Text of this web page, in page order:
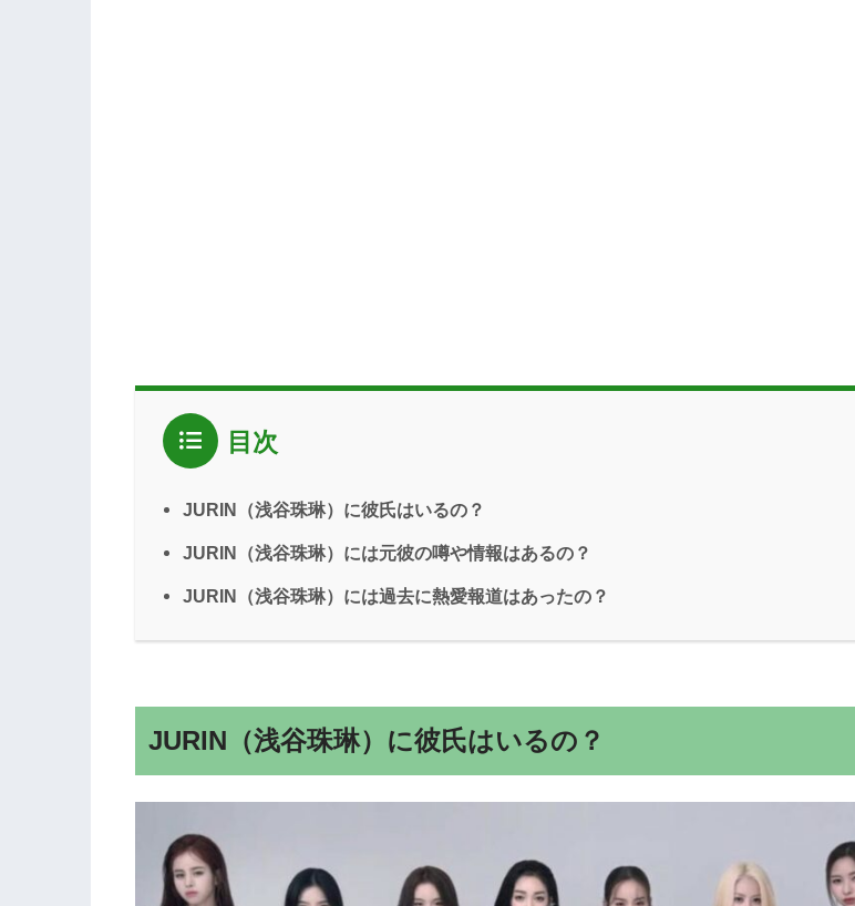
目次
JURIN（浅谷珠琳）に彼氏はいるの？
JURIN（浅谷珠琳）には元彼の噂や情報はあるの？
JURIN（浅谷珠琳）には過去に熱愛報道はあったの？
JURIN（浅谷珠琳）に彼氏はいるの？